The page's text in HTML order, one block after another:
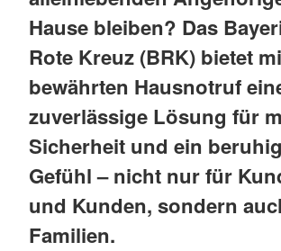
Hause bleiben? Das
Rote Kreuz (BRK) bietet
bewährten Hausnotruf
zuverlässige Lösung für
Sicherheit und ein
Gefühl – nicht nur für
und Kunden, sondern
Familien.